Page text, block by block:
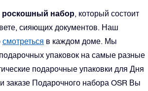
роскошный набор, который состоит
сияющих документов. Наш
смотреться в каждом доме. Мы
упаковок на самые разные
подарочные упаковки для Дня
Подарочного набора OSR Вы